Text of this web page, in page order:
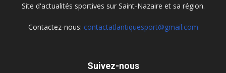
Site d'actualités sportives sur Saint-Nazaire et sa région.
Contactez-nous: contactatlantiquesport@gmail.com
Suivez-nous